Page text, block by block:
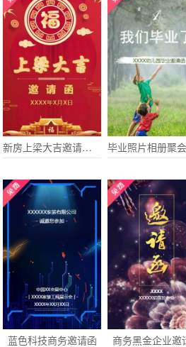
新房上梁大吉邀请函上梁酒邀请函
蓝色科技商务邀请函 商务黑金企业邀